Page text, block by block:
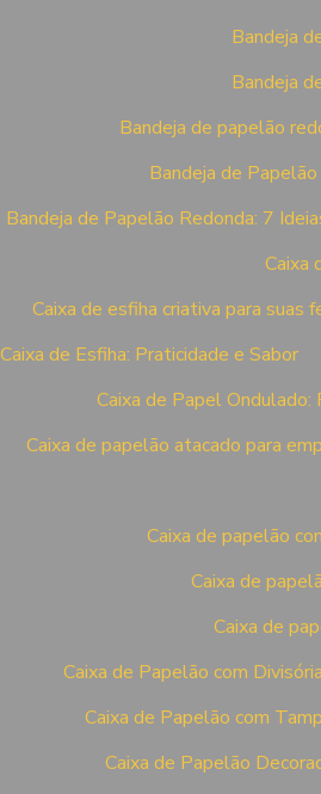
Bandeja
Bandeja
Bandeja de papelão
Bandeja de
Bandeja de Papelão Redonda: 7
Caixa
Caixa de esfiha criativa para suas
Caixa de Esfiha: Praticidade e Sabor
Caixa de Papel
Caixa de papelão atacado para
Caixa de papelão
Caixa de
Caixa de
Caixa de Papelão com
Caixa de Papelão com
Caixa de Papelão